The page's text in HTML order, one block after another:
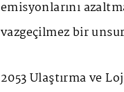
emisyonlarını
vazgeçilmez bir
2053 Ulaştırma ve